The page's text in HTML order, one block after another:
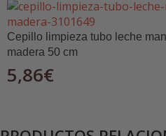
desplazamiento.
✅Disponible en Varios
funcional.
Cepillo limpieza tubo leche
madera 50 cm
5,86€